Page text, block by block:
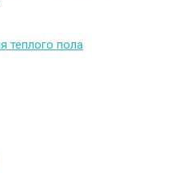
теплого пола